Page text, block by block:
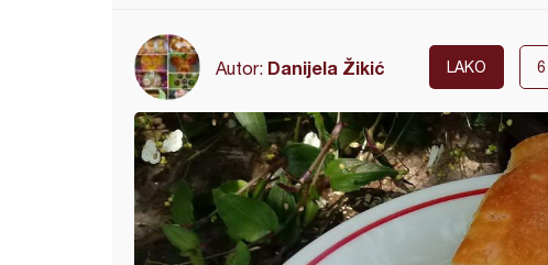
Autor: Danijela Žikić LAKO 6